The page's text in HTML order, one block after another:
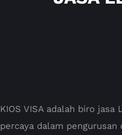
KIOS VISA adalah biro
percaya dalam pengurusan